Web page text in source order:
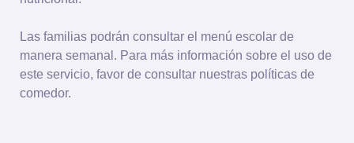
Las familias podrán consultar el menú escolar de
manera semanal. Para más información sobre el uso de
este servicio, favor de consultar nuestras políticas de
comedor.